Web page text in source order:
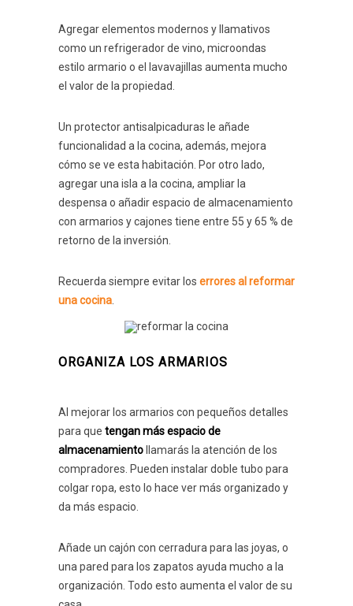
Agregar elementos modernos y llamativos
como un refrigerador de vino, microondas
estilo armario o el lavavajillas aumenta mucho
el valor de la propiedad.
Un protector antisalpicaduras le añade
funcionalidad a la cocina, además, mejora
cómo se ve esta habitación. Por otro lado,
agregar una isla a la cocina, ampliar la
despensa o añadir espacio de almacenamiento
con armarios y cajones tiene entre 55 y 65 % de
retorno de la inversión.
Recuerda siempre evitar los errores al reformar
una cocina.
ORGANIZA LOS ARMARIOS
Al mejorar los armarios con pequeños detalles
para que tengan más espacio de
almacenamiento llamarás la atención de los
compradores. Pueden instalar doble tubo para
colgar ropa, esto lo hace ver más organizado y
da más espacio.
Añade un cajón con cerradura para las joyas, o
una pared para los zapatos ayuda mucho a la
organización. Todo esto aumenta el valor de su